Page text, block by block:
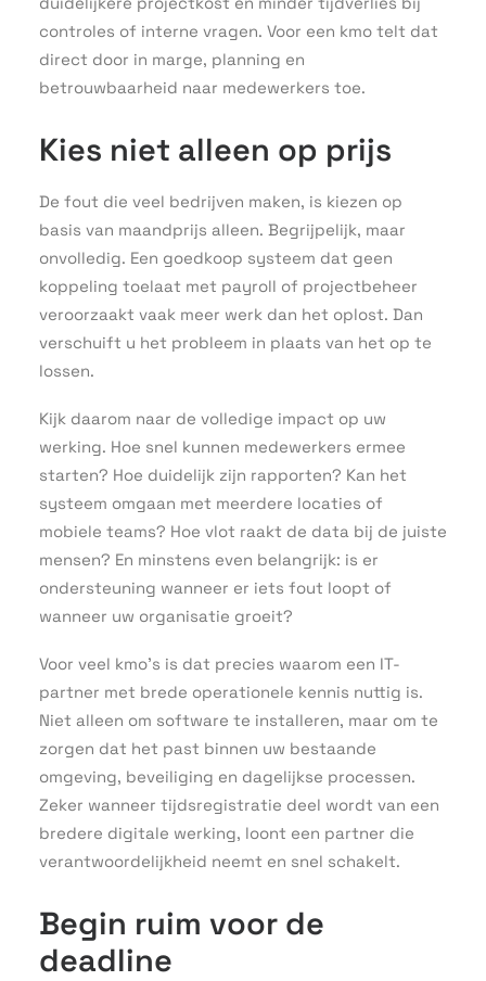
controles of interne vragen. Voor een kmo telt dat
direct door in marge, planning en
betrouwbaarheid naar medewerkers toe.
Kies niet alleen op prijs
De fout die veel bedrijven maken, is kiezen op
basis van maandprijs alleen. Begrijpelijk, maar
onvolledig. Een goedkoop systeem dat geen
koppeling toelaat met payroll of projectbeheer
veroorzaakt vaak meer werk dan het oplost. Dan
verschuift u het probleem in plaats van het op te
lossen.
Kijk daarom naar de volledige impact op uw
werking. Hoe snel kunnen medewerkers ermee
starten? Hoe duidelijk zijn rapporten? Kan het
systeem omgaan met meerdere locaties of
mobiele teams? Hoe vlot raakt de data bij de juiste
mensen? En minstens even belangrijk: is er
ondersteuning wanneer er iets fout loopt of
wanneer uw organisatie groeit?
Voor veel kmo’s is dat precies waarom een IT-
partner met brede operationele kennis nuttig is.
Niet alleen om software te installeren, maar om te
zorgen dat het past binnen uw bestaande
omgeving, beveiliging en dagelijkse processen.
Zeker wanneer tijdsregistratie deel wordt van een
bredere digitale werking, loont een partner die
verantwoordelijkheid neemt en snel schakelt.
Begin ruim voor de
deadline